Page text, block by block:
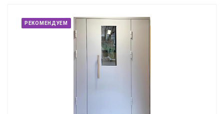
РЕКОМЕНДУЕМ